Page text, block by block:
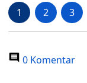
1 2 3
0 Komentar